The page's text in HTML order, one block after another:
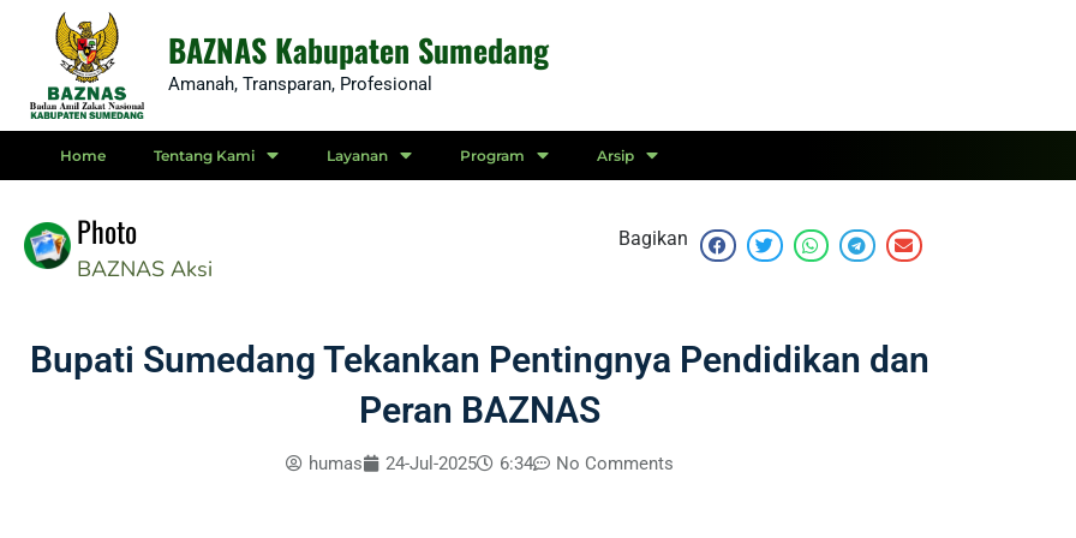
content
BAZNAS Kabupaten Sumedang
Amanah, Transparan, Profesional
Home Tentang Kami Layanan Program Arsip
Photo
BAZNAS Aksi
Bagikan
Bupati Sumedang Tekankan Pentingnya Pendidikan dan
Peran BAZNAS
humas 24-Jul-2025 6:34 No Comments